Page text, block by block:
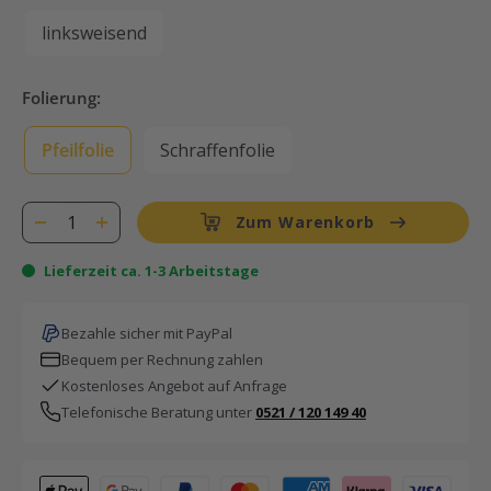
linksweisend
Folierung:
Pfeilfolie Schraffenfolie
Zum Warenkorb
Lieferzeit ca. 1-3 Arbeitstage
Bezahle sicher mit PayPal
Bequem per Rechnung zahlen
Kostenloses Angebot auf Anfrage
Telefonische Beratung unter 0521 / 120 149 40